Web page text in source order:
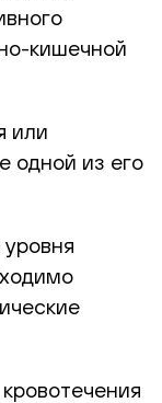
кишечной
или
одной из его